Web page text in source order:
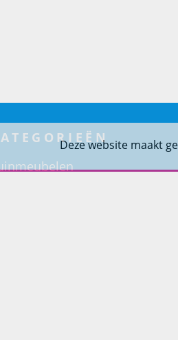
Deze website maakt